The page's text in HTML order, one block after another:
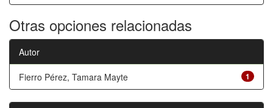
Otras opciones relacionadas
Autor
1
Fierro Pérez, Tamara Mayte